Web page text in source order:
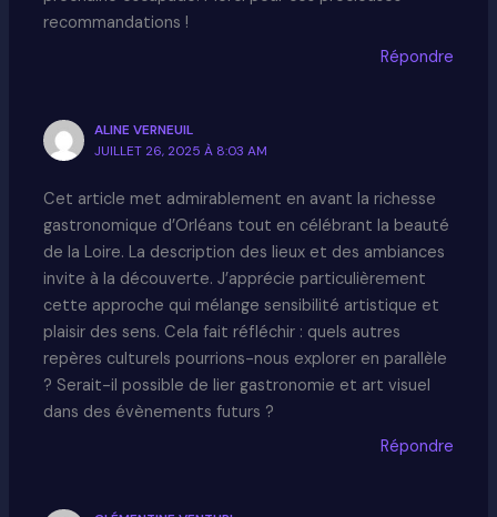
recommandations !
Répondre
ALINE VERNEUIL
JUILLET 26, 2025 À 8:03 AM
Cet article met admirablement en avant la richesse
gastronomique d’Orléans tout en célébrant la beauté
de la Loire. La description des lieux et des ambiances
invite à la découverte. J’apprécie particulièrement
cette approche qui mélange sensibilité artistique et
plaisir des sens. Cela fait réfléchir : quels autres
repères culturels pourrions-nous explorer en parallèle
? Serait-il possible de lier gastronomie et art visuel
dans des évènements futurs ?
Répondre